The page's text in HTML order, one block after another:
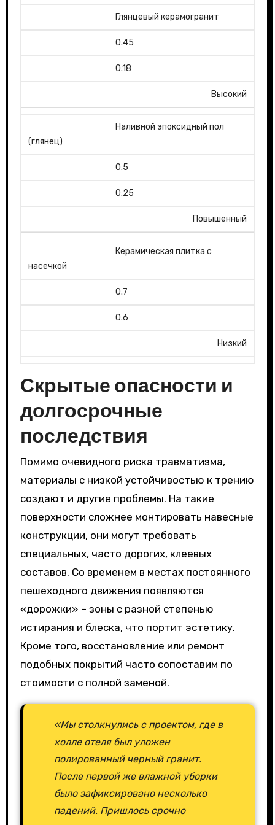
Глянцевый керамогранит
0.45
0.18
Высокий
Наливной эпоксидный пол
(глянец)
0.5
0.25
Повышенный
Керамическая плитка с
насечкой
0.7
0.6
Низкий
Скрытые опасности и
долгосрочные
последствия
Помимо очевидного риска травматизма,
материалы с низкой устойчивостью к трению
создают и другие проблемы. На такие
поверхности сложнее монтировать навесные
конструкции, они могут требовать
специальных, часто дорогих, клеевых
составов. Со временем в местах постоянного
пешеходного движения появляются
«дорожки» – зоны с разной степенью
истирания и блеска, что портит эстетику.
Кроме того, восстановление или ремонт
подобных покрытий часто сопоставим по
стоимости с полной заменой.
«Мы столкнулись с проектом, где в
холле отеля был уложен
полированный черный гранит.
После первой же влажной уборки
было зафиксировано несколько
падений. Пришлось срочно